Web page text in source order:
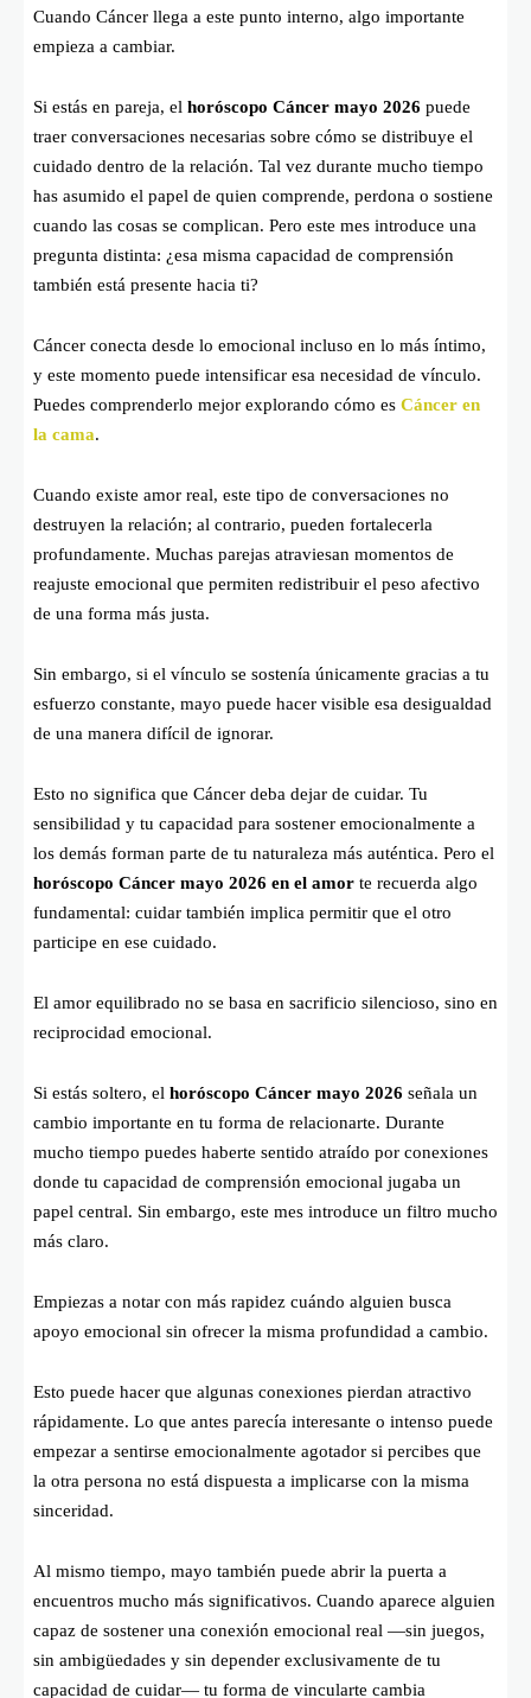
Cuando Cáncer llega a este punto interno, algo importante
empieza a cambiar.
Si estás en pareja, el horóscopo Cáncer mayo 2026 puede
traer conversaciones necesarias sobre cómo se distribuye el
cuidado dentro de la relación. Tal vez durante mucho tiempo
has asumido el papel de quien comprende, perdona o sostiene
cuando las cosas se complican. Pero este mes introduce una
pregunta distinta: ¿esa misma capacidad de comprensión
también está presente hacia ti?
Cáncer conecta desde lo emocional incluso en lo más íntimo,
y este momento puede intensificar esa necesidad de vínculo.
Puedes comprenderlo mejor explorando cómo es Cáncer en
la cama.
Cuando existe amor real, este tipo de conversaciones no
destruyen la relación; al contrario, pueden fortalecerla
profundamente. Muchas parejas atraviesan momentos de
reajuste emocional que permiten redistribuir el peso afectivo
de una forma más justa.
Sin embargo, si el vínculo se sostenía únicamente gracias a tu
esfuerzo constante, mayo puede hacer visible esa desigualdad
de una manera difícil de ignorar.
Esto no significa que Cáncer deba dejar de cuidar. Tu
sensibilidad y tu capacidad para sostener emocionalmente a
los demás forman parte de tu naturaleza más auténtica. Pero el
horóscopo Cáncer mayo 2026 en el amor te recuerda algo
fundamental: cuidar también implica permitir que el otro
participe en ese cuidado.
El amor equilibrado no se basa en sacrificio silencioso, sino en
reciprocidad emocional.
Si estás soltero, el horóscopo Cáncer mayo 2026 señala un
cambio importante en tu forma de relacionarte. Durante
mucho tiempo puedes haberte sentido atraído por conexiones
donde tu capacidad de comprensión emocional jugaba un
papel central. Sin embargo, este mes introduce un filtro mucho
más claro.
Empiezas a notar con más rapidez cuándo alguien busca
apoyo emocional sin ofrecer la misma profundidad a cambio.
Esto puede hacer que algunas conexiones pierdan atractivo
rápidamente. Lo que antes parecía interesante o intenso puede
empezar a sentirse emocionalmente agotador si percibes que
la otra persona no está dispuesta a implicarse con la misma
sinceridad.
Al mismo tiempo, mayo también puede abrir la puerta a
encuentros mucho más significativos. Cuando aparece alguien
capaz de sostener una conexión emocional real —sin juegos,
sin ambigüedades y sin depender exclusivamente de tu
capacidad de cuidar— tu forma de vincularte cambia